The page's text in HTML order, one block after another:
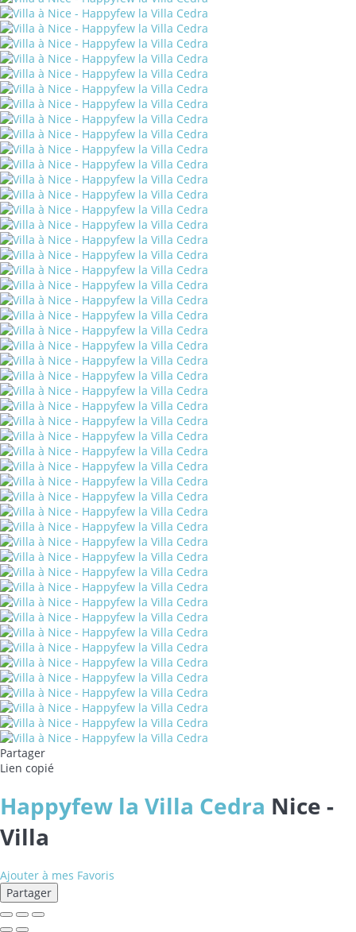
Partager
Lien copié
Happyfew la Villa Cedra Nice -
Villa
Ajouter à mes Favoris
Partager